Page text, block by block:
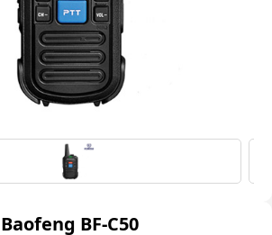
BF-C50